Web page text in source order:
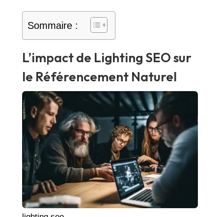
Sommaire :
L’impact de Lighting SEO sur
le Référencement Naturel